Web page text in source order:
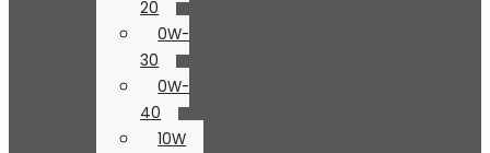
20
0W-
30
0W-
40
10W